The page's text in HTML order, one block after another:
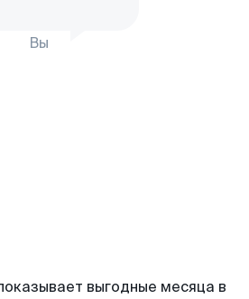
Вы
выгодные месяца в